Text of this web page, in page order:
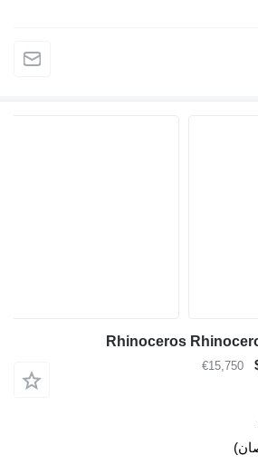
Rhinoceros
€15,750